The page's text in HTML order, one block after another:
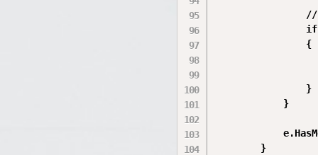
                {
                }
            }
        }